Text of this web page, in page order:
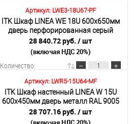
В корзину
Подробнее
Артикул: LWE3-18U67-PF
ITK Шкаф LINEA WE 18U 600x650мм
дверь перфорированная серый
28 840.72 руб. / шт
(включая НДС 20%)
Количество:
В корзину
Подробнее
Артикул: LWR5-15U64-MF
ITK Шкаф настенный LINEA W 15U
600х450мм дверь металл RAL 9005
28 707.16 руб. / шт